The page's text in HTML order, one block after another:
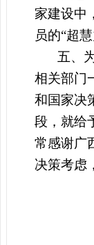
家建设中
员的“超
五、
相关部门
和国家决
段，就给
常感谢广
决策考虑